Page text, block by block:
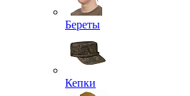
Береты
Кепки